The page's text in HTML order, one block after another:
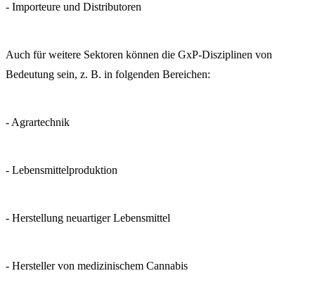
- Importeure und Distributoren
Auch für weitere Sektoren können die GxP-Disziplinen von
Bedeutung sein, z. B. in folgenden Bereichen:
- Agrartechnik
- Lebensmittelproduktion
- Herstellung neuartiger Lebensmittel
- Hersteller von medizinischem Cannabis